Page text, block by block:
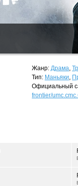
Жанр: Драма,
Тип: Маньяки,
Официальный
frontier/